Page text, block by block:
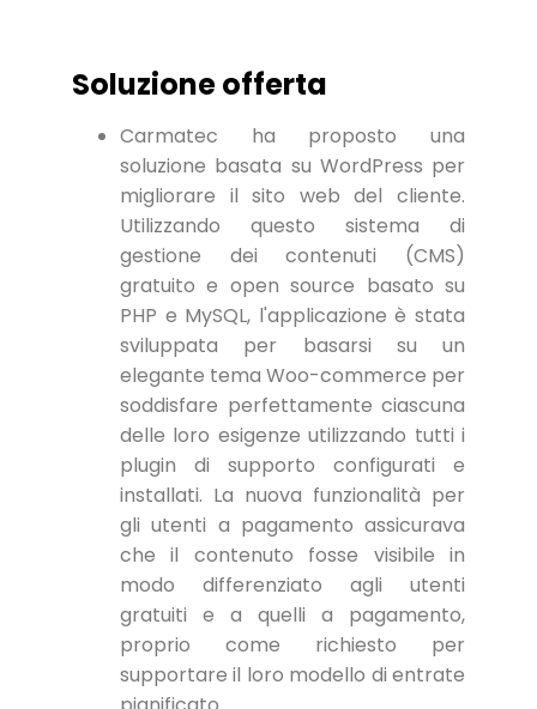
Soluzione offerta
Carmatec ha proposto una
soluzione basata su WordPress per
migliorare il sito web del cliente.
Utilizzando questo sistema di
gestione dei contenuti (CMS)
gratuito e open source basato su
PHP e MySQL, l'applicazione è stata
sviluppata per basarsi su un
elegante tema Woo-commerce per
soddisfare perfettamente ciascuna
delle loro esigenze utilizzando tutti i
plugin di supporto configurati e
installati. La nuova funzionalità per
gli utenti a pagamento assicurava
che il contenuto fosse visibile in
modo differenziato agli utenti
gratuiti e a quelli a pagamento,
proprio come richiesto per
supportare il loro modello di entrate